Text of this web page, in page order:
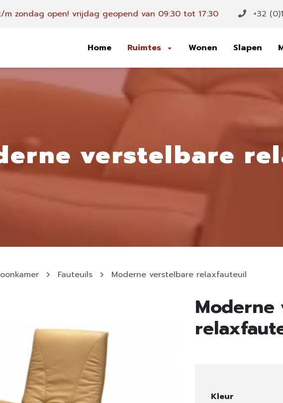
m zondag open! vrijdag geopend van 09:30 tot 17:30 +32
Home Ruimtes Wonen Slapen
verstelbare
Fauteuils Moderne verstelbare relaxfauteuil
Moderne
Kleur